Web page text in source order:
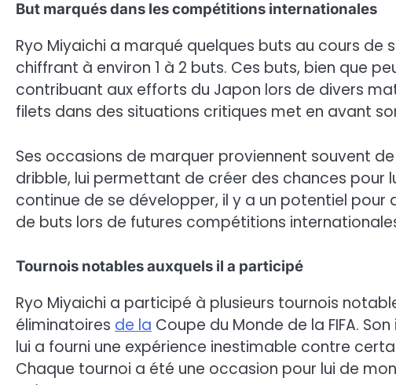
But marqués dans les compétitions internationales
Ryo Miyaichi a marqué quelques buts au cours
chiffrant à environ 1 à 2 buts. Ces buts, bien que
contribuant aux efforts du Japon lors de divers
filets dans des situations critiques met en avant
Ses occasions de marquer proviennent souvent
dribble, lui permettant de créer des chances pour
continue de se développer, il y a un potentiel pour
de buts lors de futures compétitions
Tournois notables auxquels il a participé
Ryo Miyaichi a participé à plusieurs tournois
éliminatoires de la Coupe du Monde de la FIFA.
lui a fourni une expérience inestimable contre
Chaque tournoi a été une occasion pour lui de